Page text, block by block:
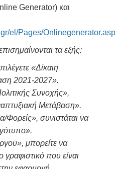
Generator) και
el/Pages/
τα εξής:
«Δίκαιη
2021-2027».
Συνοχής»,
Μετάβαση».
Φορείς», συνιστάται να
μπορείτε να
γραφιστικό που είναι